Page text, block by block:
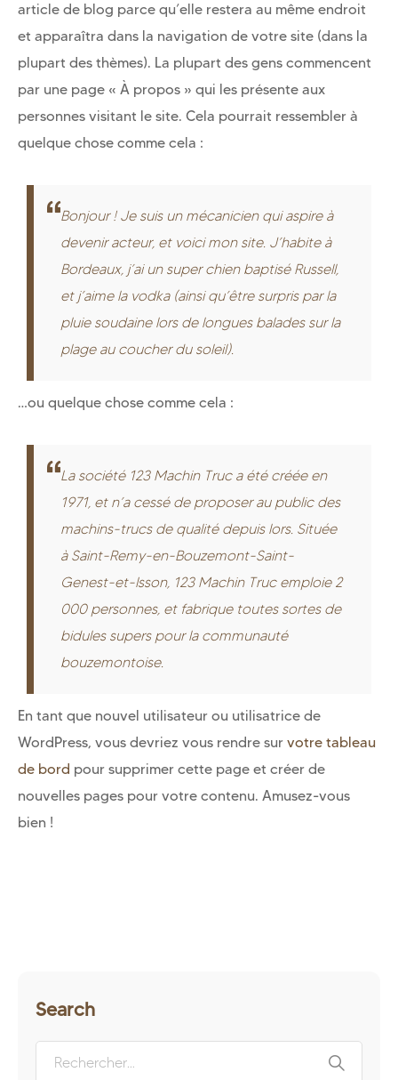
article de blog parce qu’elle restera au même endroit
et apparaîtra dans la navigation de votre site (dans la
plupart des thèmes). La plupart des gens commencent
par une page « À propos » qui les présente aux
personnes visitant le site. Cela pourrait ressembler à
quelque chose comme cela :
Bonjour ! Je suis un mécanicien qui aspire à
devenir acteur, et voici mon site. J’habite à
Bordeaux, j’ai un super chien baptisé Russell,
et j’aime la vodka (ainsi qu’être surpris par la
pluie soudaine lors de longues balades sur la
plage au coucher du soleil).
…ou quelque chose comme cela :
La société 123 Machin Truc a été créée en
1971, et n’a cessé de proposer au public des
machins-trucs de qualité depuis lors. Située
à Saint-Remy-en-Bouzemont-Saint-
Genest-et-Isson, 123 Machin Truc emploie 2
000 personnes, et fabrique toutes sortes de
bidules supers pour la communauté
bouzemontoise.
En tant que nouvel utilisateur ou utilisatrice de
WordPress, vous devriez vous rendre sur votre tableau
de bord pour supprimer cette page et créer de
nouvelles pages pour votre contenu. Amusez-vous
bien !
Search